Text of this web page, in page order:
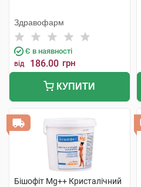
Здравофарм
Є в наявності
від 186.00 грн
КУПИТИ
Бішофіт Mg++ Кристалічний